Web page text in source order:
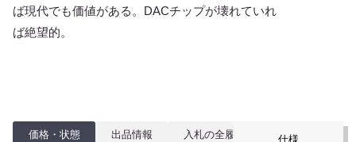
ば現代でも価値がある。DACチップが壊れていれ
ば絶望的。
価格・状態 出品情報 入札の全履歴 仕様